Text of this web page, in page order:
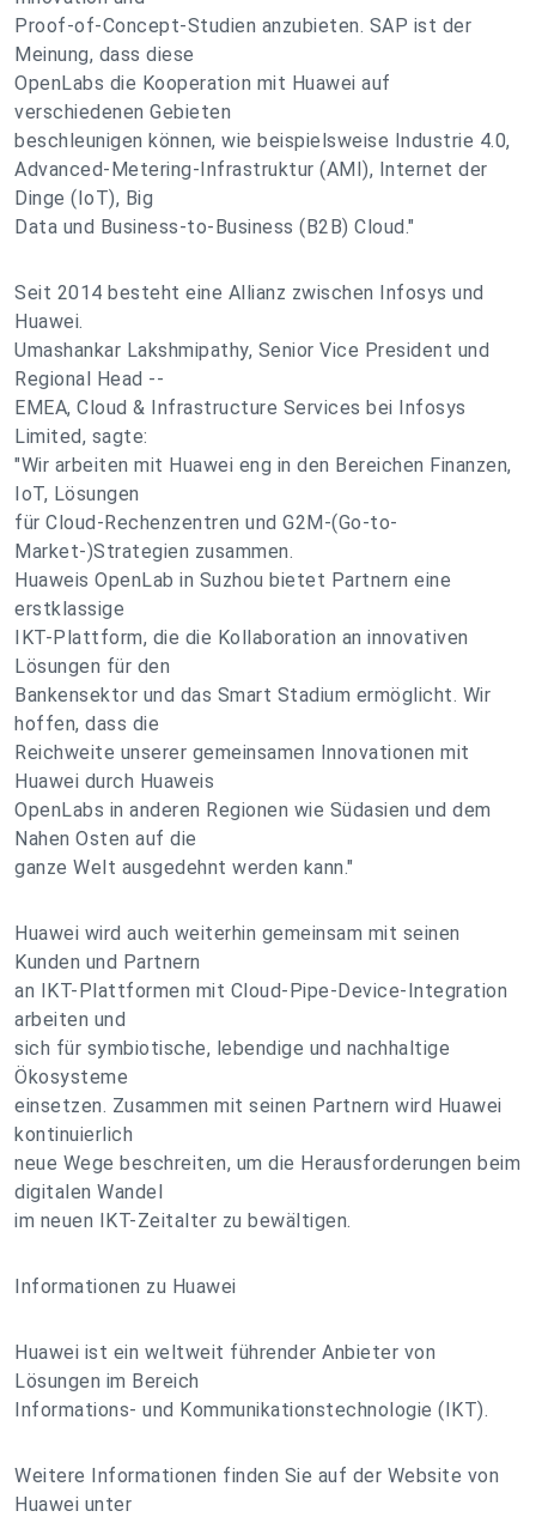
Proof-of-Concept-Studien anzubieten. SAP ist der
Meinung, dass diese
OpenLabs die Kooperation mit Huawei auf
verschiedenen Gebieten
beschleunigen können, wie beispielsweise Industrie 4.0,
Advanced-Metering-Infrastruktur (AMI), Internet der
Dinge (IoT), Big
Data und Business-to-Business (B2B) Cloud."
Seit 2014 besteht eine Allianz zwischen Infosys und
Huawei.
Umashankar Lakshmipathy, Senior Vice President und
Regional Head --
EMEA, Cloud & Infrastructure Services bei Infosys
Limited, sagte:
"Wir arbeiten mit Huawei eng in den Bereichen Finanzen,
IoT, Lösungen
für Cloud-Rechenzentren und G2M-(Go-to-
Market-)Strategien zusammen.
Huaweis OpenLab in Suzhou bietet Partnern eine
erstklassige
IKT-Plattform, die die Kollaboration an innovativen
Lösungen für den
Bankensektor und das Smart Stadium ermöglicht. Wir
hoffen, dass die
Reichweite unserer gemeinsamen Innovationen mit
Huawei durch Huaweis
OpenLabs in anderen Regionen wie Südasien und dem
Nahen Osten auf die
ganze Welt ausgedehnt werden kann."
Huawei wird auch weiterhin gemeinsam mit seinen
Kunden und Partnern
an IKT-Plattformen mit Cloud-Pipe-Device-Integration
arbeiten und
sich für symbiotische, lebendige und nachhaltige
Ökosysteme
einsetzen. Zusammen mit seinen Partnern wird Huawei
kontinuierlich
neue Wege beschreiten, um die Herausforderungen beim
digitalen Wandel
im neuen IKT-Zeitalter zu bewältigen.
Informationen zu Huawei
Huawei ist ein weltweit führender Anbieter von
Lösungen im Bereich
Informations- und Kommunikationstechnologie (IKT).
Weitere Informationen finden Sie auf der Website von
Huawei unter